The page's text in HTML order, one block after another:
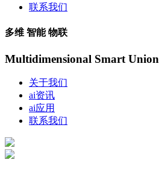
联系我们
多维 智能 物联
Multidimensional Smart Union
关于我们
ai资讯
ai应用
联系我们